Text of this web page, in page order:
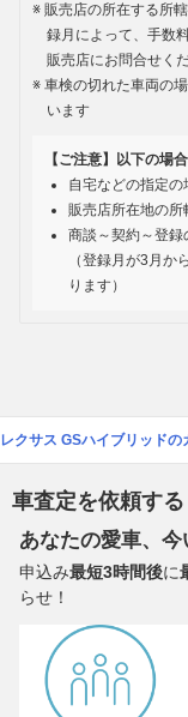
販売店の所在する所
録月によって、手数
販売店にお問合せく
車検の切れた車両の
います
【ご注意】以下の場
自宅などの指定
販売店所在地の所
商談～契約～登録
（登録月が3月
ります）
レクサス GSハイブリッドの
車査定を依頼する
あなたの愛車、今
申込み最短3時間後に
らせ！